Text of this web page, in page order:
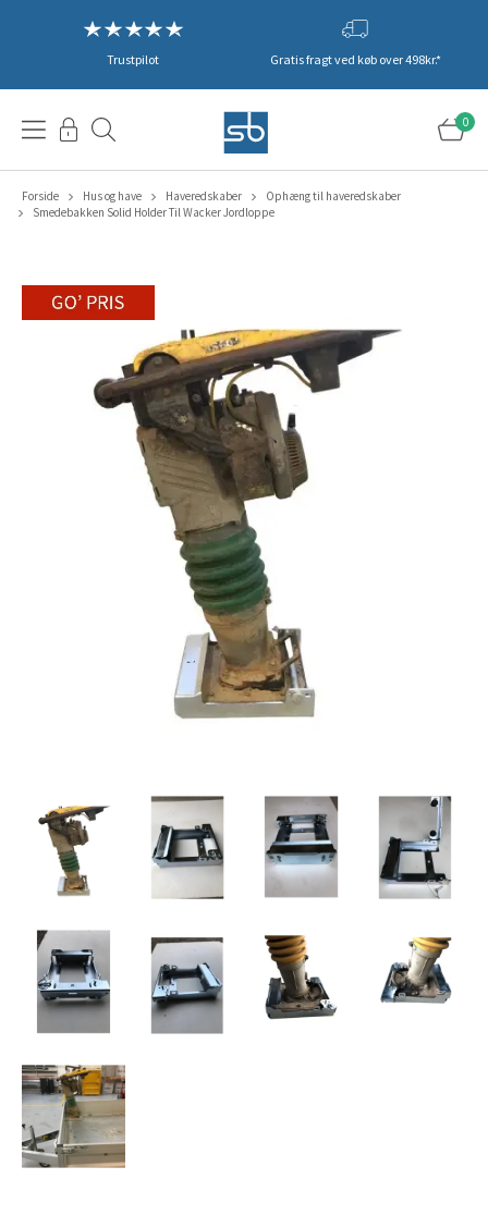
Trustpilot Gratis fragt ved køb over 498kr.*
0
Forside Hus og have Haveredskaber
Ophæng til haveredskaber
Smedebakken Solid Holder Til Wacker Jordloppe